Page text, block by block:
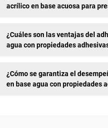
acrílico en base acuosa para
¿Cuáles son las ventajas del
agua con propiedades
¿Cómo se garantiza el
en base agua con propiedades